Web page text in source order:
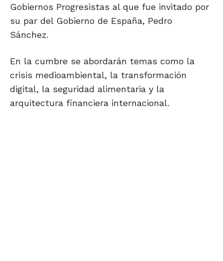
Gobiernos Progresistas al que fue invitado por
su par del Gobierno de España, Pedro
Sánchez.
En la cumbre se abordarán temas como la
crisis medioambiental, la transformación
digital, la seguridad alimentaria y la
arquitectura financiera internacional.